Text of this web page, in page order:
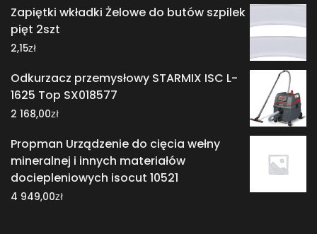
Zapiętki wkładki Żelowe do butów szpilek
pięt 2szt
2,15zł
Odkurzacz przemysłowy STARMIX ISC L-
1625 Top SX018577
2 168,00zł
Propman Urządzenie do cięcia wełny
mineralnej i innych materiałów
dociepleniowych isocut 10521
4 949,00zł